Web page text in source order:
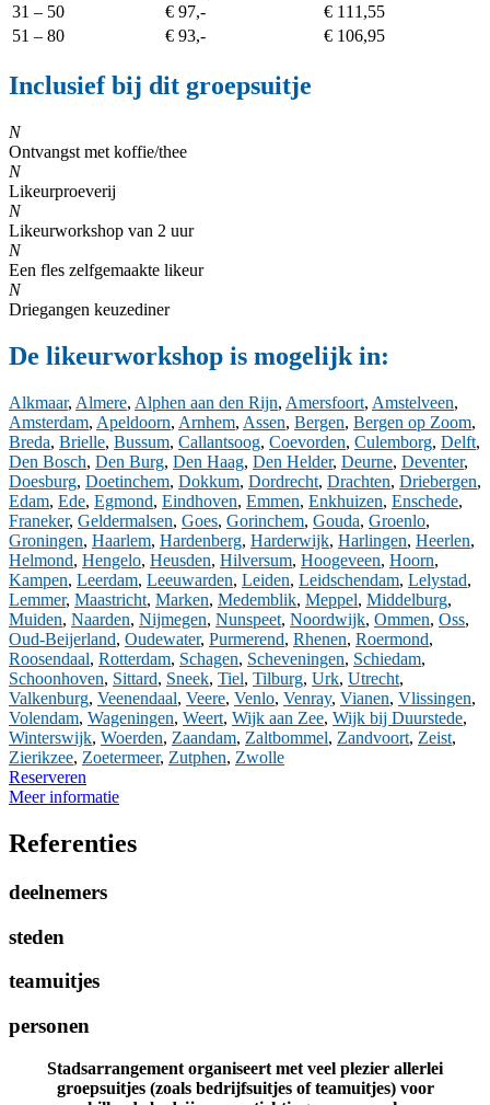
31 – 50
€ 97,-
€ 111,55
51 – 80
€ 93,- € 106,95
Inclusief bij dit groepsuitje
N
Ontvangst met koffie/thee
N
Likeurproeverij
N
Likeurworkshop van 2 uur
N
Een fles zelfgemaakte likeur
N
Driegangen keuzediner
De likeurworkshop is mogelijk in:
Alkmaar, Almere, Alphen aan den Rijn, Amersfoort, Amstelveen,
Amsterdam, Apeldoorn, Arnhem, Assen, Bergen, Bergen op Zoom,
Breda, Brielle, Bussum, Callantsoog, Coevorden, Culemborg, Delft,
Den Bosch, Den Burg, Den Haag, Den Helder, Deurne, Deventer,
Doesburg, Doetinchem, Dokkum, Dordrecht, Drachten, Driebergen,
Edam, Ede, Egmond, Eindhoven, Emmen, Enkhuizen, Enschede,
Franeker, Geldermalsen, Goes, Gorinchem, Gouda, Groenlo,
Groningen, Haarlem, Hardenberg, Harderwijk, Harlingen, Heerlen,
Helmond, Hengelo, Heusden, Hilversum, Hoogeveen, Hoorn,
Kampen, Leerdam, Leeuwarden, Leiden, Leidschendam, Lelystad,
Lemmer, Maastricht, Marken, Medemblik, Meppel, Middelburg,
Muiden, Naarden, Nijmegen, Nunspeet, Noordwijk, Ommen, Oss,
Oud-Beijerland, Oudewater, Purmerend, Rhenen, Roermond,
Roosendaal, Rotterdam, Schagen, Scheveningen, Schiedam,
Schoonhoven, Sittard, Sneek, Tiel, Tilburg, Urk, Utrecht,
Valkenburg, Veenendaal, Veere, Venlo, Venray, Vianen, Vlissingen,
Volendam, Wageningen, Weert, Wijk aan Zee, Wijk bij Duurstede,
Winterswijk, Woerden, Zaandam, Zaltbommel, Zandvoort, Zeist,
Zierikzee, Zoetermeer, Zutphen, Zwolle
Reserveren
Meer informatie
Referenties
deelnemers
steden
teamuitjes
personen
Stadsarrangement organiseert met veel plezier allerlei
groepsuitjes (zoals bedrijfsuitjes of teamuitjes) voor